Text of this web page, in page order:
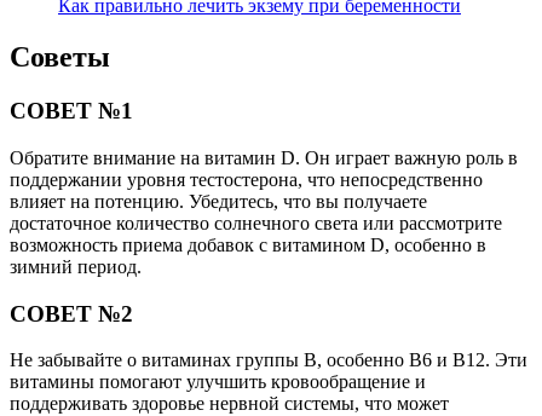
Как правильно лечить экзему при беременности
Советы
СОВЕТ №1
Обратите внимание на витамин D. Он играет важную роль в
поддержании уровня тестостерона, что непосредственно
влияет на потенцию. Убедитесь, что вы получаете
достаточное количество солнечного света или рассмотрите
возможность приема добавок с витамином D, особенно в
зимний период.
СОВЕТ №2
Не забывайте о витаминах группы B, особенно B6 и B12. Эти
витамины помогают улучшить кровообращение и
поддерживать здоровье нервной системы, что может